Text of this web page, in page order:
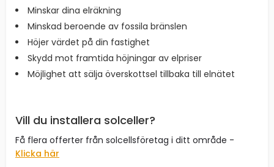
Minskar dina elräkning
Minskad beroende av fossila bränslen
Höjer värdet på din fastighet
Skydd mot framtida höjningar av elpriser
Möjlighet att sälja överskottsel tillbaka till elnätet
Vill du installera solceller?
Få flera offerter från solcellsföretag i ditt område -
Klicka här